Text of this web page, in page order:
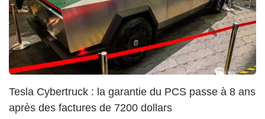
Tesla Cybertruck : la garantie du PCS passe à 8 ans
après des factures de 7200 dollars